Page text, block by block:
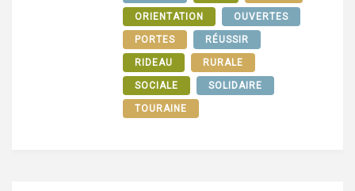
ORIENTATION OUVERTES
PORTES RÉUSSIR
RIDEAU RURALE
SOCIALE SOLIDAIRE
TOURAINE